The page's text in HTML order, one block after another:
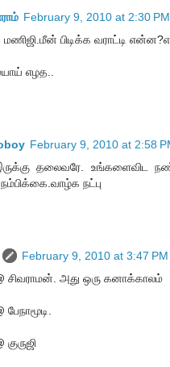
February 9, 2010 at 2:30 PM
மணிஜி.மீன் பிடிக்க வராட்டி
எழத..
February 9, 2010 at 2:58
தலைவரே. உங்களைவிட
நட்பு
February 9, 2010 at 3:47 PM
சிவராமன். அது ஒரு கனாக்காலம்
குருஜி